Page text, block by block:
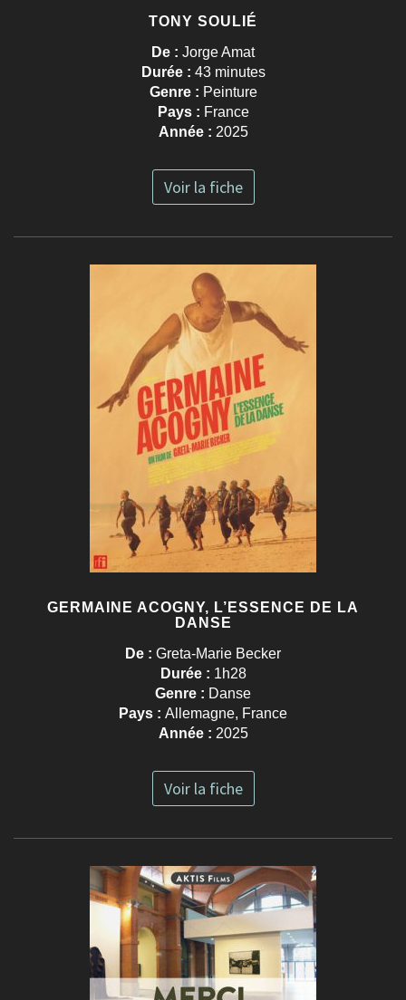
TONY SOULIÉ
De : Jorge Amat
Durée : 43 minutes
Genre : Peinture
Pays : France
Année : 2025
Voir la fiche
GERMAINE ACOGNY, L’ESSENCE DE LA
DANSE
De : Greta-Marie Becker
Durée : 1h28
Genre : Danse
Pays : Allemagne, France
Année : 2025
Voir la fiche